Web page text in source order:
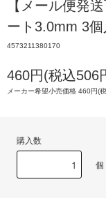
【メール便発
ート3.0mm 3
4573211380170
460円(税込506
メーカー希望小売価格 460円(
購入数
個